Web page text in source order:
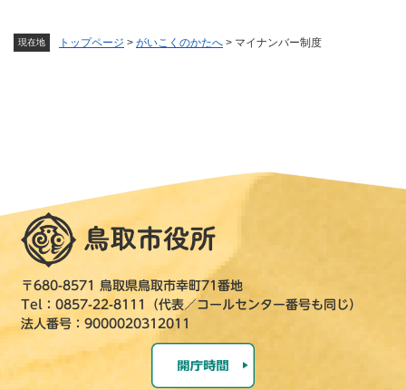
現在地 トップページ > がいこくのかたへ > マイナンバー制度
〒680-8571 鳥取県鳥取市幸町71番地
Tel：0857-22-8111（代表／コールセンター番号も同じ）
法人番号：9000020312011